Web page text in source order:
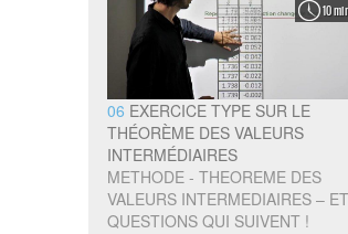
10
06 EXERCICE TYPE SUR LE
THÉORÈME DES VALEURS
INTERMÉDIAIRES
METHODE - THEOREME DES
VALEURS INTERMEDIAIRES – ET
QUESTIONS QUI SUIVENT !